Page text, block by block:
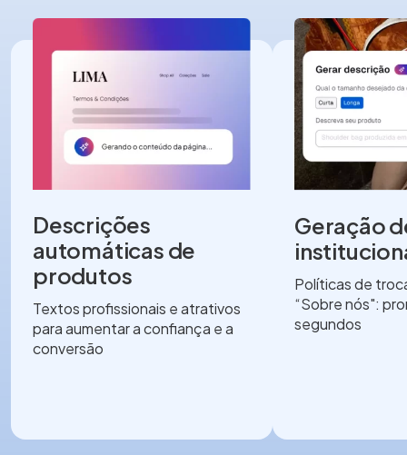
Descrições
automáticas de
produtos
Textos profissionais e atrativos
para aumentar a confiança e a
conversão
Geração
Políticas de
“Sobre nós":
segundos